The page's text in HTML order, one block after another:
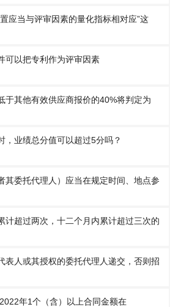
应当与评审因素的量化指标相对应”这
可以把专利作为评审因素
于其他有效供应商报价的40%将判定为
，业绩总分值可以超过5分吗？
其委托代理人）应当在规定时间、地点参
计超过两次，十二个月内累计超过三次的
表人或其授权的委托代理人递交，否则招
年1个（含）以上合同金额在